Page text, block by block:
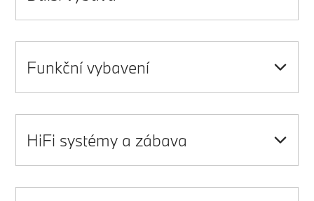
Funkční vybavení
HiFi systémy a zábava